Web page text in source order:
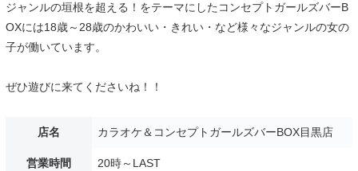
ジャンルの垣根を超える！をテーマにしたコンセプトガールズバーB
OXには18歳～28歳のかわいい・きれい・など様々なジャンルの女の
子が働いています。
ぜひ遊びに来てくださいね！！
店名 カラオケ＆コンセプトガールズバーBOX目黒店
営業時間 20時～LAST